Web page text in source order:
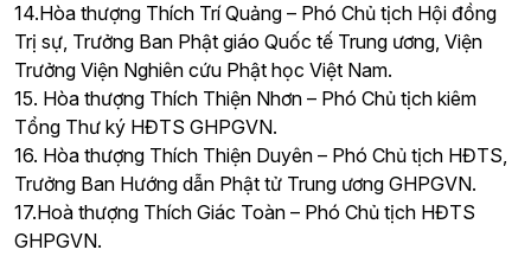
14.Hòa thượng Thích Trí Quảng – Phó Chủ tịch Hội đồng
Trị sự, Trưởng Ban Phật giáo Quốc tế Trung ương, Viện
Trưởng Viện Nghiên cứu Phật học Việt Nam.
15. Hòa thượng Thích Thiện Nhơn – Phó Chủ tịch kiêm
Tổng Thư ký HĐTS GHPGVN.
16. Hòa thượng Thích Thiện Duyên – Phó Chủ tịch HĐTS,
Trưởng Ban Hướng dẫn Phật tử Trung ương GHPGVN.
17.Hoà thượng Thích Giác Toàn – Phó Chủ tịch HĐTS
GHPGVN.